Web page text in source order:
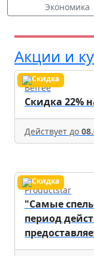
Экономика
Акции и
Befree
Скидка 22%
Действует до
Productstar
"Самые
период